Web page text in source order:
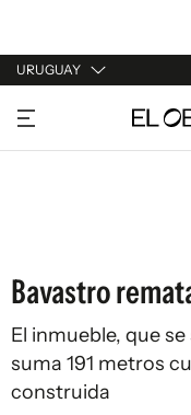
URUGUAY
URUGUAY
ARGENTINA
Bavastro
El inmueble, que
suma 191 metros
construida